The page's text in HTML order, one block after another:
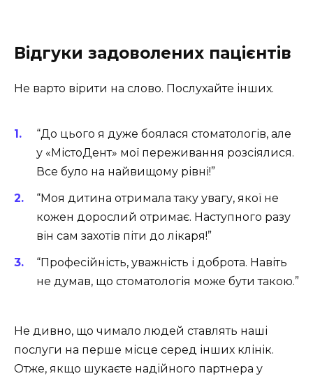
Відгуки задоволених пацієнтів
Не варто вірити на слово. Послухайте інших.
“До цього я дуже боялася стоматологів, але
у «МістоДент» мої переживання розсіялися.
Все було на найвищому рівні!”
“Моя дитина отримала таку увагу, якої не
кожен дорослий отримає. Наступного разу
він сам захотів піти до лікаря!”
“Професійність, уважність і доброта. Навіть
не думав, що стоматологія може бути такою.”
Не дивно, що чимало людей ставлять наші
послуги на перше місце серед інших клінік.
Отже, якщо шукаєте надійного партнера у